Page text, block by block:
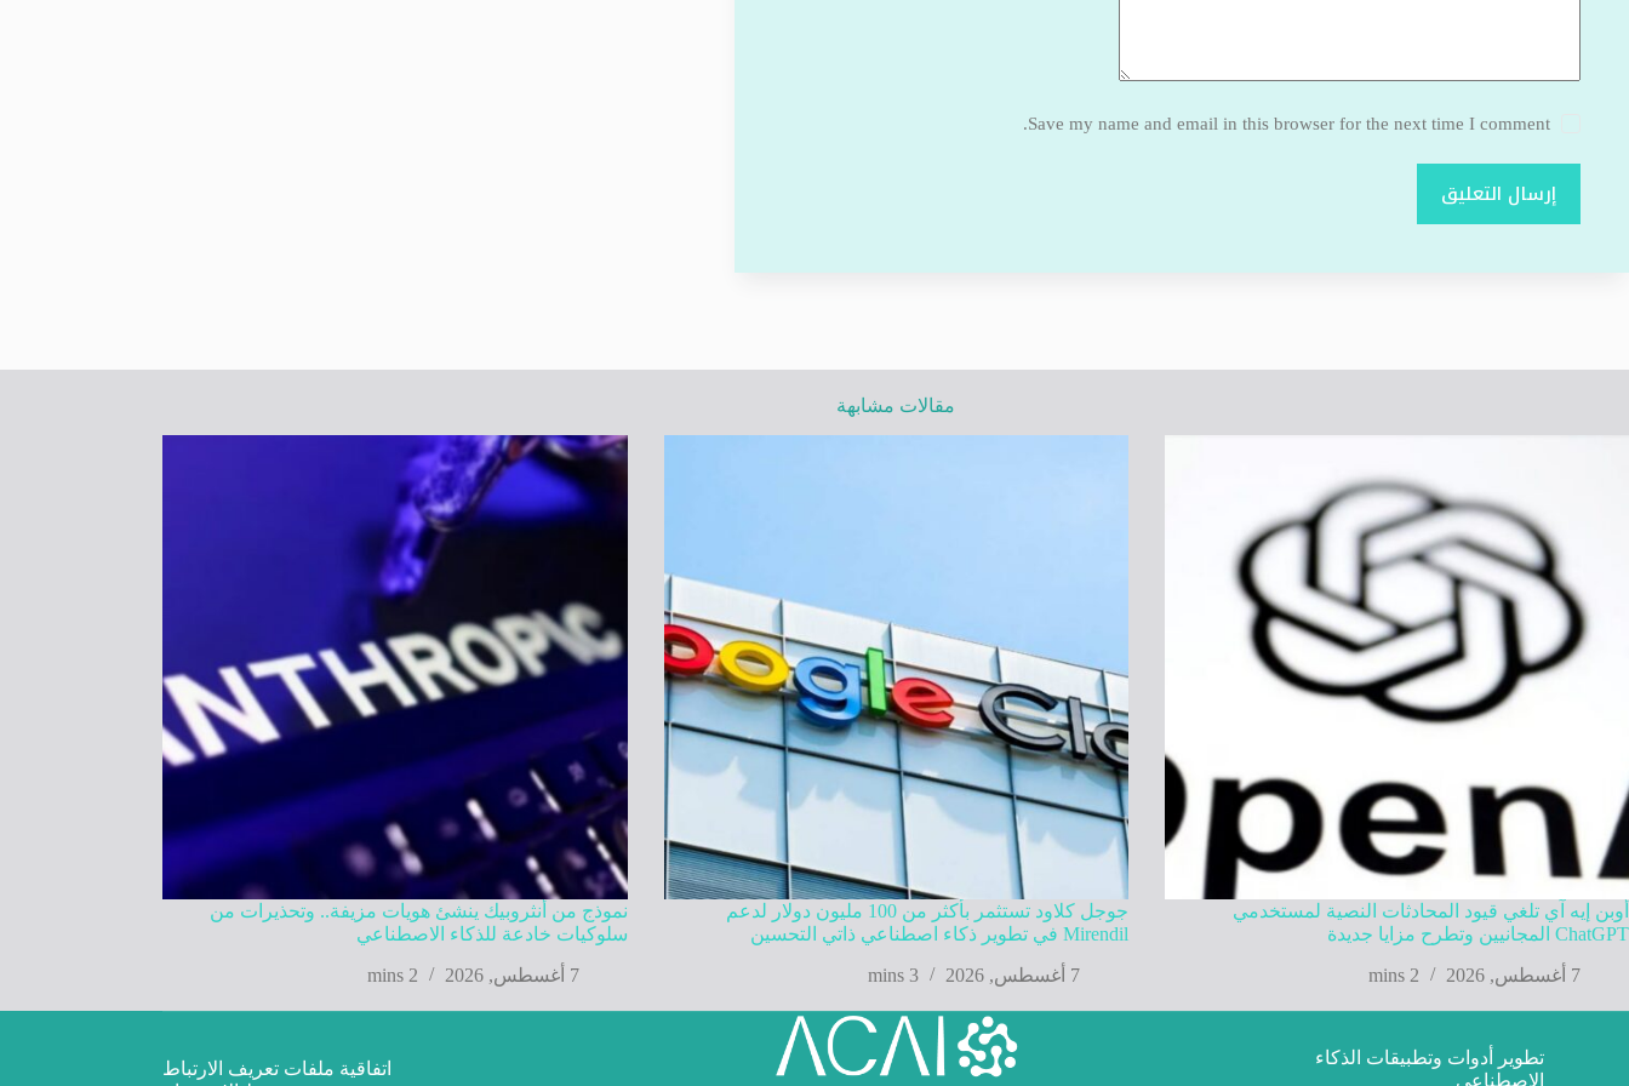
Save my name and email in this browser for the next time I comment.
إرسال التعليق
مقالات مشابهة
أوبن إيه آي تلغي قيود المحادثات النصية لمستخدمي
ChatGPT المجانيين وتطرح مزايا جديدة
7 أغسطس, 2026
2 mins
جوجل كلاود تستثمر بأكثر من 100 مليون دولار لدعم
Mirendil في تطوير ذكاء اصطناعي ذاتي التحسين
7 أغسطس, 2026
3 mins
نموذج من أنثروبيك ينشئ هويات مزيفة.. وتحذيرات من
سلوكيات خادعة للذكاء الاصطناعي
7 أغسطس, 2026
2 mins
تطوير أدوات وتطبيقات الذكاء
الاصطناعي
اتفاقية ملفات تعريف الارتباط